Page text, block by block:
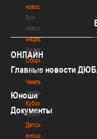
новости
Все
новости
Федерация
Федерация
Сборные
Сборные
Чемпионат
Чемпионат
Кубок
Кубок
Детско-
юношеские
ОНЛАЙН
Главные новости
Юноши
Документы